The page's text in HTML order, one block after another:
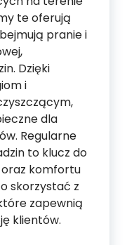
te oferują
pranie i
Dzięki
i
dla
Regularne
to klucz do
komfortu
skorzystać z
zapewnią
klientów.